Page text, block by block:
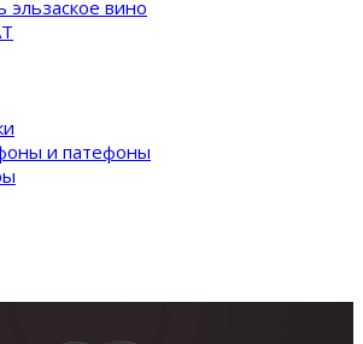
эльзаское вино
и патефоны